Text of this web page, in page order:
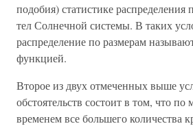
подобия) статистике
тел Солнечной системы. В таких
распределение по размерам
функцией.
Второе из двух отмеченных выше
обстоятельств состоит в том, что по
временем все большего количества